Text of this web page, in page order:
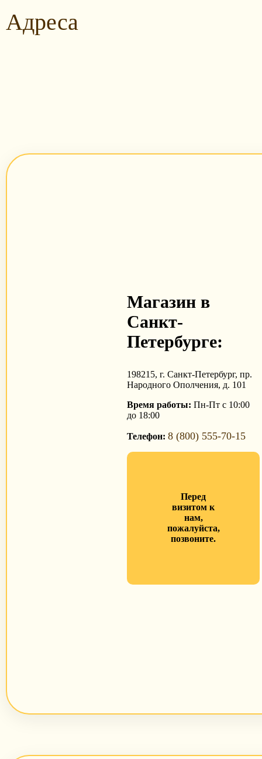
Адреса
Магазин в
Санкт-
Петербурге:
198215, г. Санкт-Петербург, пр.
Народного Ополчения, д. 101
Время работы: Пн-Пт с 10:00
до 18:00
Телефон: 8 (800) 555-70-15
Перед
визитом к
нам,
пожалуйста,
позвоните.